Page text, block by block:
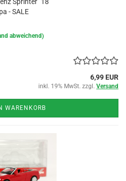
- SALE
abweichend)
6,99 EUR
inkl. 19% MwSt. zzgl. Versand
WARENKORB